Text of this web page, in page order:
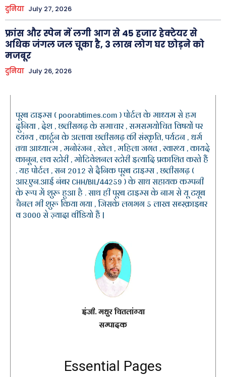
दुनिया July 27, 2026
फ्रांस और स्पेन में लगी आग से 45 हजार हेक्टेयर से
अधिक जंगल जल चूका है, 3 लाख लोग घर छोड़ने को
मजबूर
दुनिया July 26, 2026
पूरब टाइम्स ( poorabtimes.com ) पोर्टल के माध्यम से हम
दुनिया , देश , छत्तीसगढ़ के समाचार , समसमयोचित विषयों पर
व्यंग्य , कार्टून के अलावा छत्तीसगढ़ की संस्कृति, पर्यटन , धर्म
तथा आध्यात्म , मनोरंजन , खेल , महिला जगत , स्वास्थ्य , कायदे
कानून, लव स्टोरी , मोटिवेशनल स्टोरी इत्यादि प्रकाशित करते हैं
. यह पोर्टल , सन 2012 से दैनिक पूरब टाइम्स , छत्तीसगढ़ (
आर.एन.आई नंबर CHH/BIL/44259 ) के साथ सहायक कम्पनी
के रूप में शुरू हुआ है . साथ ही पूरब टाइम्स के नाम से यू ट्यूब
चैनल भी शुरू किया गया , जिसके लगभग 5 लाख सब्स्क्राइबर
व 3000 से ज़्यादा वीडियो हैं |
इंजी. मधुर चितलांग्या
सम्पादक
Essential Pages